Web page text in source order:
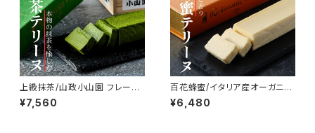
上級抹茶/山政小山園 フレーバ
ーテリーヌ
¥7,560
百花蜂蜜/イタリア産オーガニッ
ク フレーバーテリーヌ
¥6,480